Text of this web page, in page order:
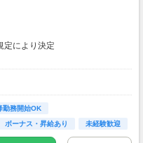
定により決定
勤務開始OK
ボーナス・昇給あり 未経験歓迎